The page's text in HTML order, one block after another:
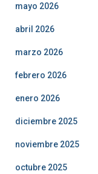
mayo 2026
abril 2026
marzo 2026
febrero 2026
enero 2026
diciembre 2025
noviembre 2025
octubre 2025